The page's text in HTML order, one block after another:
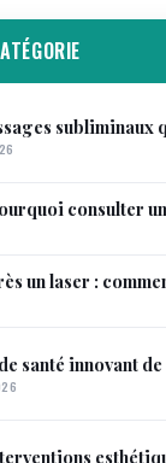
subliminaux
consulter
un laser :
santé innovant